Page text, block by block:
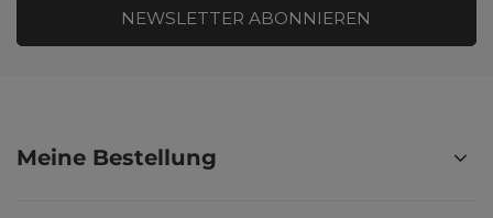
NEWSLETTER ABONNIEREN
Meine Bestellung